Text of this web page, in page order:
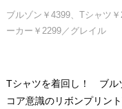
ブルゾン￥4399、Tシャツ
ーカー￥2299／グレイル
Tシャツを着回し！ ブル
コア意識のリボンプリン